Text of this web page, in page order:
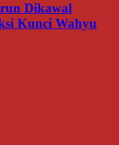
Dikawal
Kunci Wahyu